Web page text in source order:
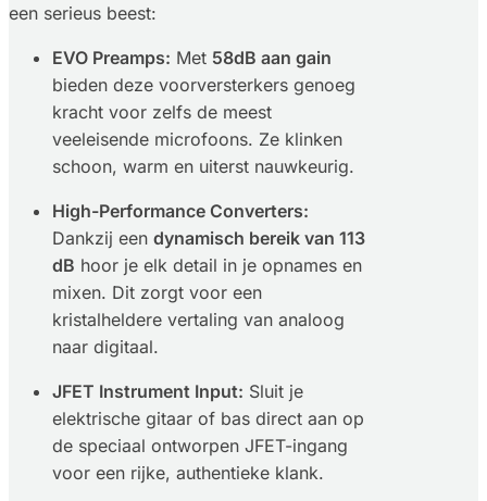
een serieus beest:
EVO Preamps: Met 58dB aan gain
bieden deze voorversterkers genoeg
kracht voor zelfs de meest
veeleisende microfoons. Ze klinken
schoon, warm en uiterst nauwkeurig.
High-Performance Converters:
Dankzij een dynamisch bereik van 113
dB hoor je elk detail in je opnames en
mixen. Dit zorgt voor een
kristalheldere vertaling van analoog
naar digitaal.
JFET Instrument Input: Sluit je
elektrische gitaar of bas direct aan op
de speciaal ontworpen JFET-ingang
voor een rijke, authentieke klank.